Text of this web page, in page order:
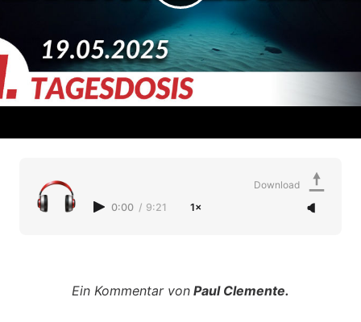
0:00 / 9:21 1×
Download
Ein Kommentar von Paul Clemente.